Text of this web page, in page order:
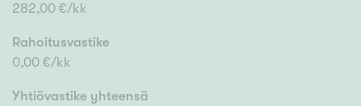
282,00 €/kk
Rahoitusvastike
0,00 €/kk
Yhtiövastike yhteensä